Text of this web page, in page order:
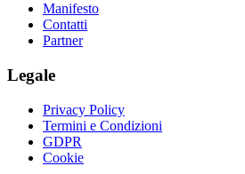
Manifesto
Contatti
Partner
Legale
Privacy Policy
Termini e Condizioni
GDPR
Cookie